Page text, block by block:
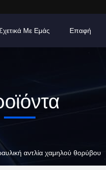
Με Εμάς Επαφή
αντλία χαμηλού θορύβου